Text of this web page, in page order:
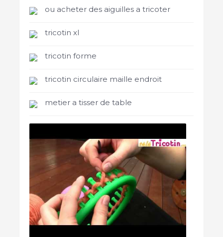
ou acheter des aiguilles a tricoter
tricotin xl
tricotin forme
tricotin circulaire maille endroit
metier a tisser de table